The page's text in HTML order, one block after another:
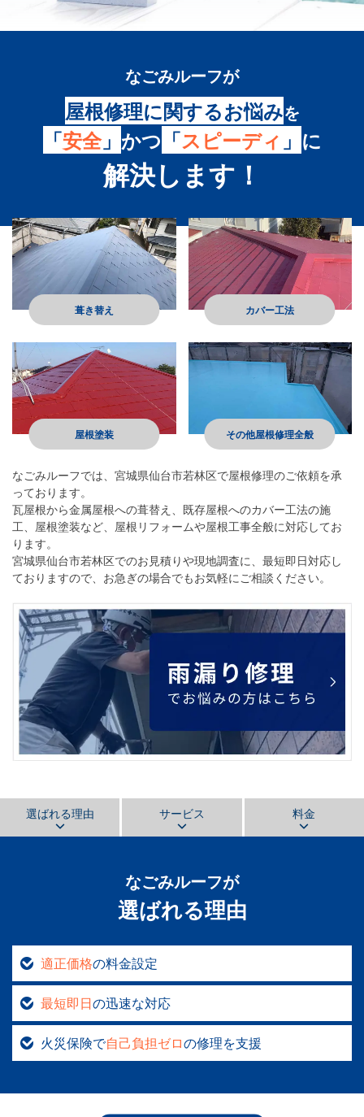
なごみルーフが
屋根修理に関するお悩みを
「安全」 かつ 「スピーディ 」 に
解決します！
葺き替え カバー工法
屋根塗装 その他屋根修理全般
なごみルーフでは、宮城県仙台市若林区で屋根修理のご依頼を承
っております。
瓦屋根から金属屋根への葺替え、既存屋根へのカバー工法の施
工、屋根塗装など、屋根リフォームや屋根工事全般に対応してお
ります。
宮城県仙台市若林区でのお見積りや現地調査に、最短即日対応し
ておりますので、お急ぎの場合でもお気軽にご相談ください。
選ばれる理由 サービス 料金
なごみルーフが
選ばれる理由
適正価格の料金設定
最短即日の迅速な対応
火災保険で自己負担ゼロの修理を支援